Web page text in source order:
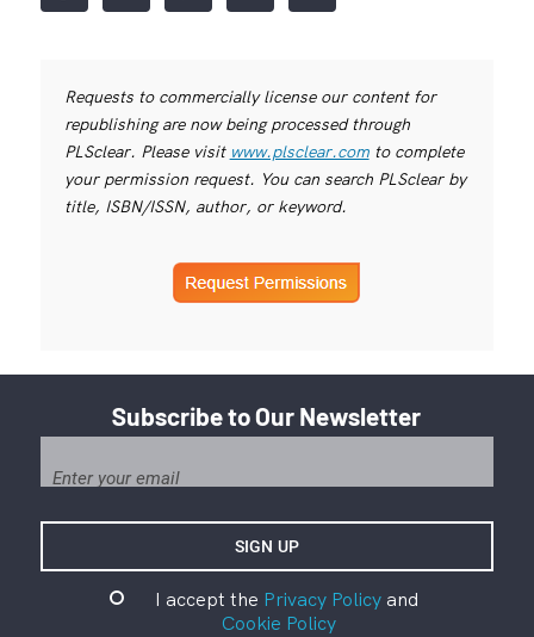
Requests to commercially license our content for
republishing are now being processed through
PLSclear. Please visit www.plsclear.comto complete
your permission request. You can search PLSclear by
title, ISBN/ISSN, author, or keyword.
Subscribe to Our Newsletter
I accept the Privacy Policyand
Cookie Policy